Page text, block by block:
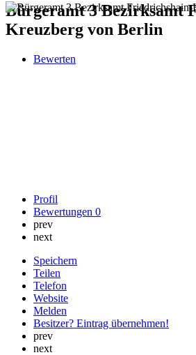
Bürgeramt 3 Bezirksamt
Kreuzberg von Berlin
Bewerten
Profil
Bewertungen 0
prev
next
Speichern
Teilen
Telefon
Website
Melden
Besitzer? Eintrag übernehmen!
prev
next